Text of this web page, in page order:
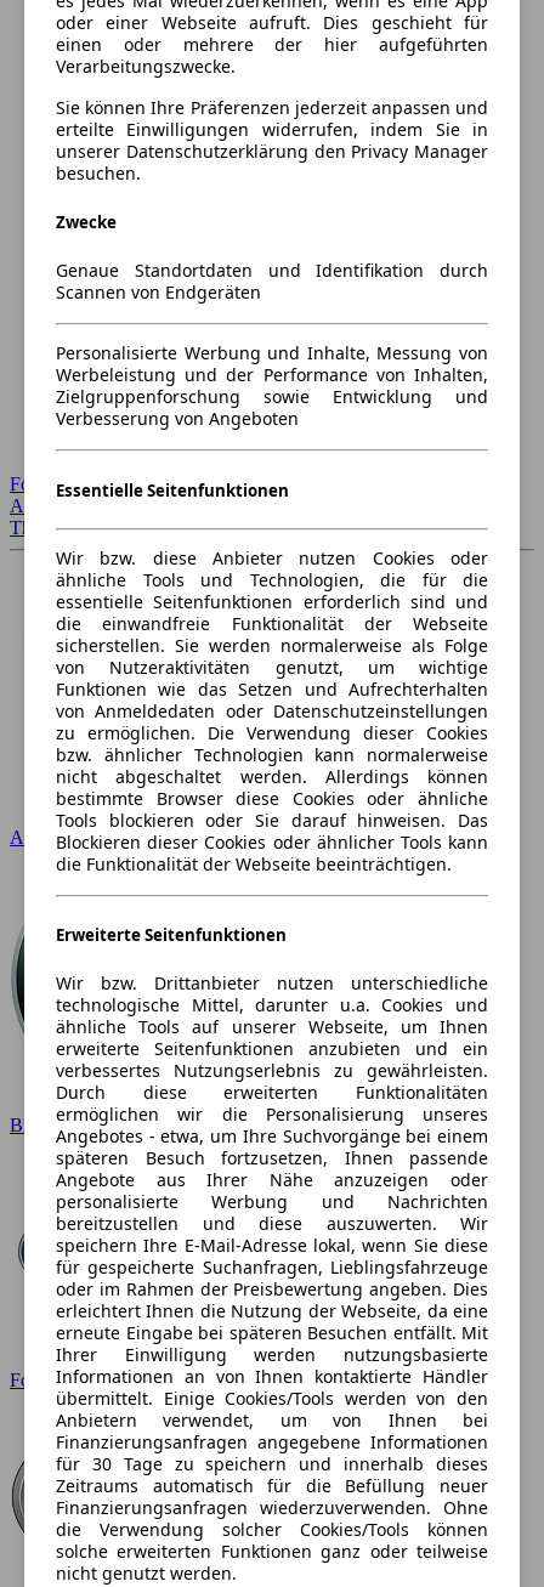
oder einer Webseite aufruft. Dies geschieht für
einen oder mehrere der hier aufgeführten
Verarbeitungszwecke.
Sie können Ihre Präferenzen jederzeit anpassen und
erteilte Einwilligungen widerrufen, indem Sie in
unserer Datenschutzerklärung den Privacy Manager
besuchen.
Zwecke
Genaue Standortdaten und Identifikation durch
Scannen von Endgeräten
Personalisierte Werbung und Inhalte, Messung von
Werbeleistung und der Performance von Inhalten,
Zielgruppenforschung sowie Entwicklung und
Verbesserung von Angeboten
Essentielle Seitenfunktionen
Wir bzw. diese Anbieter nutzen Cookies oder
ähnliche Tools und Technologien, die für die
essentielle Seitenfunktionen erforderlich sind und
die einwandfreie Funktionalität der Webseite
sicherstellen. Sie werden normalerweise als Folge
von Nutzeraktivitäten genutzt, um wichtige
Funktionen wie das Setzen und Aufrechterhalten
von Anmeldedaten oder Datenschutzeinstellungen
zu ermöglichen. Die Verwendung dieser Cookies
bzw. ähnlicher Technologien kann normalerweise
nicht abgeschaltet werden. Allerdings können
bestimmte Browser diese Cookies oder ähnliche
Tools blockieren oder Sie darauf hinweisen. Das
Blockieren dieser Cookies oder ähnlicher Tools kann
die Funktionalität der Webseite beeinträchtigen.
Erweiterte Seitenfunktionen
Wir bzw. Drittanbieter nutzen unterschiedliche
technologische Mittel, darunter u.a. Cookies und
ähnliche Tools auf unserer Webseite, um Ihnen
erweiterte Seitenfunktionen anzubieten und ein
verbessertes Nutzungserlebnis zu gewährleisten.
Durch diese erweiterten Funktionalitäten
ermöglichen wir die Personalisierung unseres
Angebotes - etwa, um Ihre Suchvorgänge bei einem
späteren Besuch fortzusetzen, Ihnen passende
Angebote aus Ihrer Nähe anzuzeigen oder
personalisierte Werbung und Nachrichten
bereitzustellen und diese auszuwerten. Wir
speichern Ihre E-Mail-Adresse lokal, wenn Sie diese
für gespeicherte Suchanfragen, Lieblingsfahrzeuge
oder im Rahmen der Preisbewertung angeben. Dies
erleichtert Ihnen die Nutzung der Webseite, da eine
erneute Eingabe bei späteren Besuchen entfällt. Mit
Ihrer Einwilligung werden nutzungsbasierte
Informationen an von Ihnen kontaktierte Händler
übermittelt. Einige Cookies/Tools werden von den
Anbietern verwendet, um von Ihnen bei
Finanzierungsanfragen angegebene Informationen
für 30 Tage zu speichern und innerhalb dieses
Zeitraums automatisch für die Befüllung neuer
Finanzierungsanfragen wiederzuverwenden. Ohne
die Verwendung solcher Cookies/Tools können
solche erweiterten Funktionen ganz oder teilweise
nicht genutzt werden.
Forum Startseite
Alle Auto-Foren
Themen-Forum
Audi
BMW
Ford